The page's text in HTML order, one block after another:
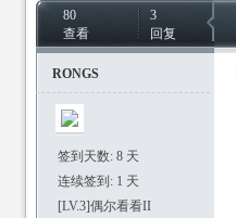
80
查看
3
回复
RONGS
签到天数: 8 天
连续签到: 1 天
[LV.3]偶尔看看II